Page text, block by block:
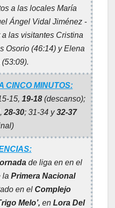
a las locales María
Ángel Vidal Jiménez -
las visitantes Cristina
Osorio (46:14) y Elena
CINCO MINUTOS:
15, 19-18 (descanso);
28-30; 31-34 y32-37
de liga en en el
la Primera Nacional
en el Complejo
Melo’, en Lora Del